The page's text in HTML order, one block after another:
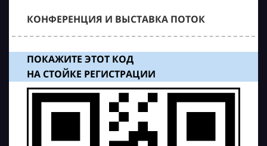
КОНФЕРЕНЦИЯ И ВЫСТАВКА ПОТОК
ПОКАЖИТЕ ЭТОТ КОД
НА СТОЙКЕ РЕГИСТРАЦИИ